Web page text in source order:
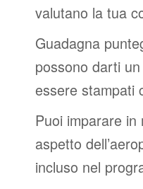
valutano la tua
Guadagna
possono darti
essere stampati
Puoi imparare
aspetto
incluso nel